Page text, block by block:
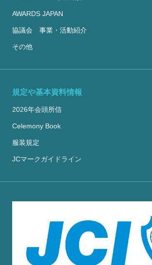
AWARDS JAPAN
協議会 事業・活動紹介
その他
規定や基本資料情報
2026年会頭所信
Celemony Book
服装規定
JCマークガイドライン